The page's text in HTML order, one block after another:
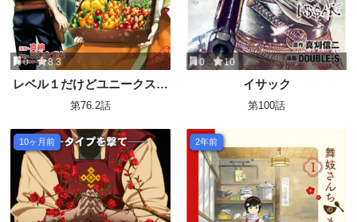
0 8.3
レベル１だけどユニークスキ
ルで最強です
第76.2話
0 10
イサック
第100話
10ヶ月前 2年前